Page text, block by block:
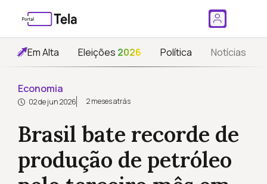
Em Alta Eleições 2026 Política Notícias
Economia
02 de jun 2026 2 meses atrás
Brasil bate recorde de
produção de petróleo